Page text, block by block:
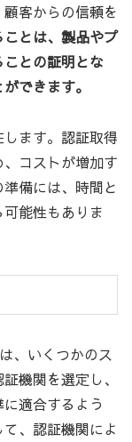
客からの信頼を
とは、製品やプ
との証明とな
できます。
ます。認証取得
コストが増加す
備には、時間と
能性もありま
、いくつかのス
機関を選定し、
適合するよう
、認証機関によ